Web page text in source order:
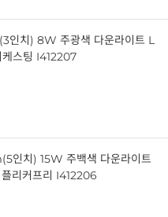
인치) 8W 주광색 다운라이트 L
스팅 I412207
인치) 15W 주백색 다운라이트
리커프리 I412206